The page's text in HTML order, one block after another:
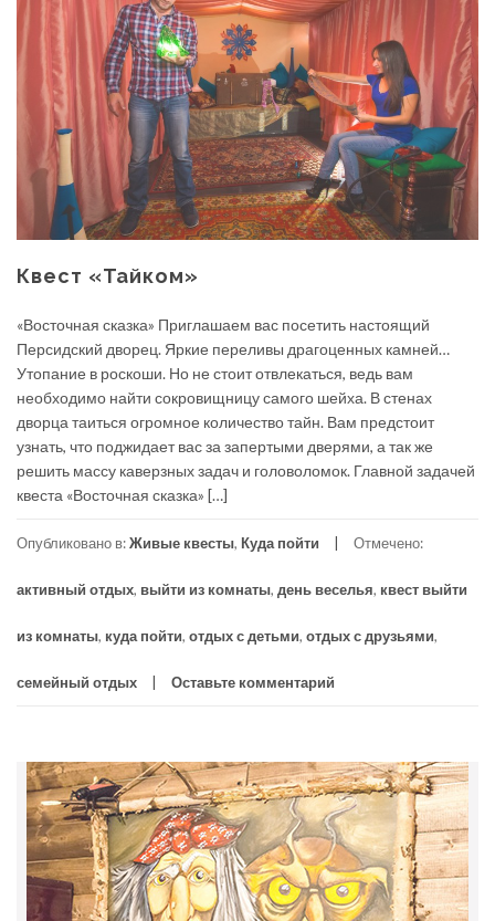
Квест «Тайком»
«Восточная сказка» Приглашаем вас посетить настоящий
Персидский дворец. Яркие переливы драгоценных камней…
Утопание в роскоши. Но не стоит отвлекаться, ведь вам
необходимо найти сокровищницу самого шейха. В стенах
дворца таиться огромное количество тайн. Вам предстоит
узнать, что поджидает вас за запертыми дверями, а так же
решить массу каверзных задач и головоломок. Главной задачей
квеста «Восточная сказка» […]
Опубликовано в:Живые квесты, Куда пойти Отмечено:
активный отдых, выйти из комнаты, день веселья, квест выйти
из комнаты, куда пойти, отдых с детьми, отдых с друзьями,
семейный отдых Оставьте комментарий